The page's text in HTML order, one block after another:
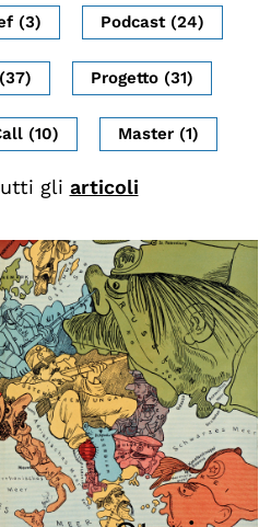
ottant’anni dopo
e bambini
scuole
Politico
Program
(3) Podcast (24)
Progetto (31)
(10) Master (1)
gli articoli